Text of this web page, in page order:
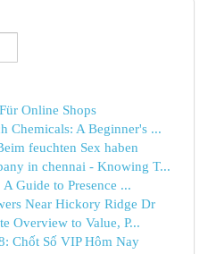
Online Shops
Chemicals: A Beginner's ...
feuchten Sex haben
in chennai - Knowing T...
Guide to Presence ...
Near Hickory Ridge Dr
Overview to Value, P...
Chốt Số VIP Hôm Nay